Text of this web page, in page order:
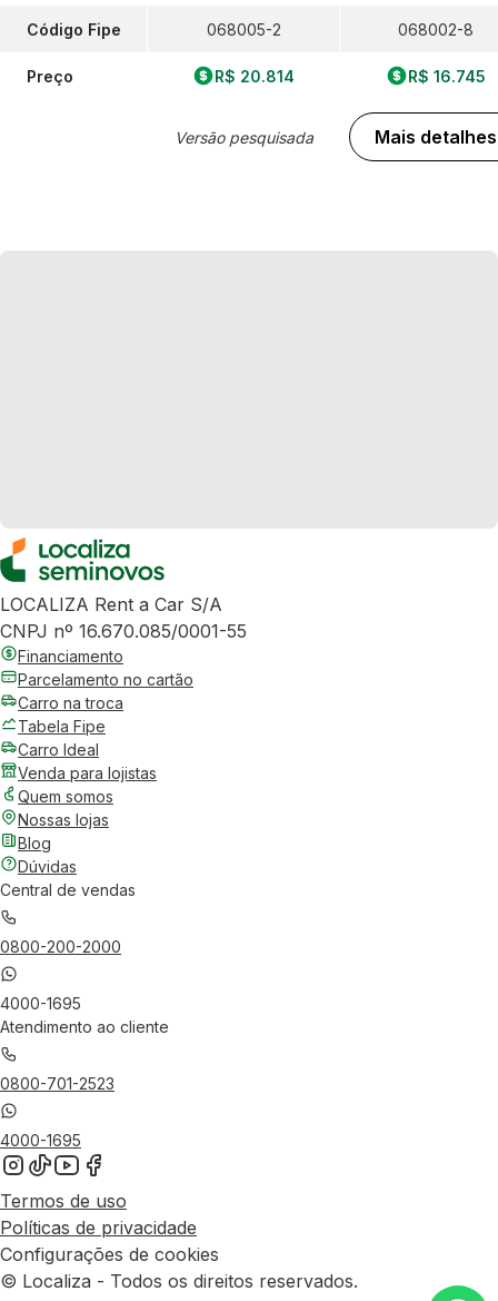
Código Fipe
Preço
068005-2
R$ 20.814
Versão pesquisada
068002-8
R$ 16.745
Mais detalhes
LOCALIZA Rent a Car S/A
CNPJ nº 16.670.085/0001-55
Financiamento
Parcelamento no cartão
Carro na troca
Tabela Fipe
Carro Ideal
Venda para lojistas
Quem somos
Nossas lojas
Blog
Dúvidas
Central de vendas
0800-200-2000
4000-1695
Atendimento ao cliente
0800-701-2523
4000-1695
Termos de uso
Políticas de privacidade
Configurações de cookies
© Localiza - Todos os direitos reservados.